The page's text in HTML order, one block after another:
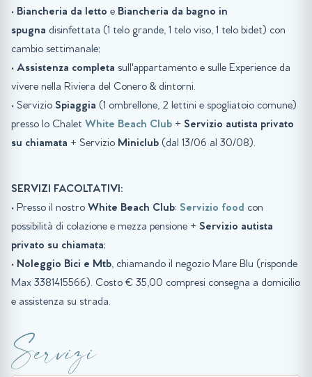
• Biancheria da letto e Biancheria da bagno in
spugna disinfettata (1 telo grande, 1 telo viso, 1 telo bidet) con
cambio settimanale;
• Assistenza completa sull'appartamento e sulle Experience da
vivere nella Riviera del Conero & dintorni.
• Servizio Spiaggia (1 ombrellone, 2 lettini e spogliatoio comune)
presso lo Chalet White Beach Club + Servizio autista privato
su chiamata + Servizio Miniclub (dal 13/06 al 30/08).
SERVIZI FACOLTATIVI:
• Presso il nostro White Beach Club: Servizio food con
possibilità di colazione e mezza pensione + Servizio autista
privato su chiamata;
• Noleggio Bici e Mtb, chiamando il negozio Mare Blu (risponde
Max 3381415566). Costo € 35,00 compresi consegna a domicilio
e assistenza su strada.
Servizi